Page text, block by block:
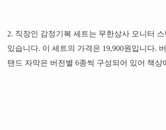
2. 직장인 감정기복 세트는 무한상사 모니터
있습니다. 이 세트의 가격은 19,900원입니다.
탠드 자막은 버전별 6종씩 구성되어 있어 책